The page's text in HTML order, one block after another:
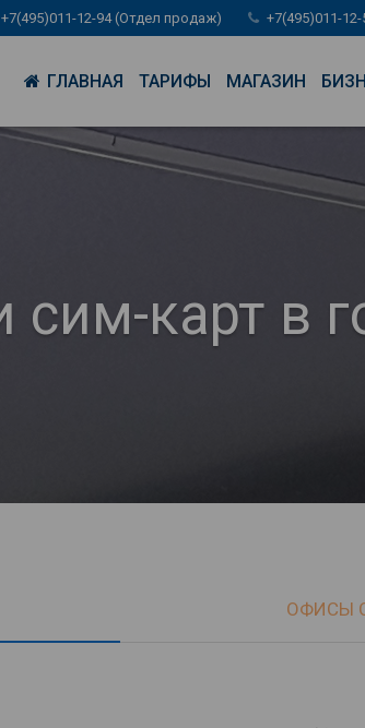
+7(495)011-12-94 (Отдел продаж) +7(495)011-
ГЛАВНАЯ ТАРИФЫ МАГАЗИН
карт в
ОФИСЫ